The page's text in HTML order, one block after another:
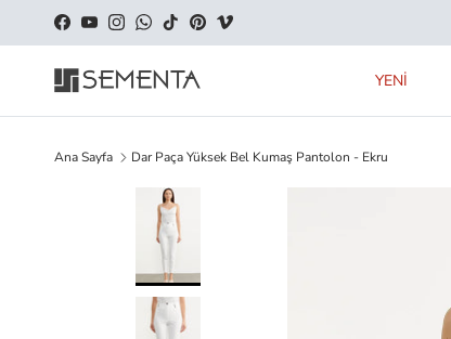
İçeriği geç
Facebook
YouTubeInstagramWhatsApp
TikTokPinterestVimeo
YENİ
Ana Sayfa Dar Paça Yüksek Bel Kumaş Pantolon - Ekru